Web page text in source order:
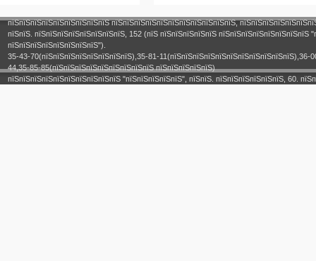
пїЅпїЅпїЅпїЅпїЅпїЅпїЅпїЅпїЅ пїЅпїЅпїЅпїЅпїЅпїЅпїЅпїЅпїЅпїЅпїЅ,
пїЅпїЅ. пїЅпїЅпїЅпїЅпїЅпїЅпїЅпїЅ, 152 (пїЅ пїЅпїЅпїЅпїЅпїЅ пїЅпїЅпїЅпїЅпїЅпїЅпїЅпїЅ
пїЅпїЅпїЅпїЅпїЅпїЅпїЅпїЅ").
35-43-70(пїЅпїЅпїЅпїЅпїЅпїЅпїЅпїЅ),35-81-
44,35-85-85(пїЅпїЅпїЅпїЅпїЅпїЅпїЅпїЅпїЅ пїЅпїЅпїЅпїЅпїЅ)
пїЅпїЅпїЅпїЅпїЅпїЅпїЅпїЅпїЅпїЅ "пїЅпїЅпїЅпїЅпїЅ", пїЅпїЅ. пїЅпїЅпїЅпїЅпїЅпїЅ, 60.